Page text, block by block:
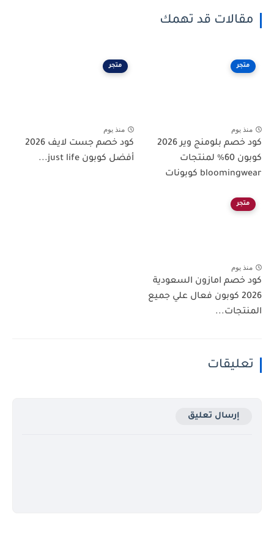
مقالات قد تهمك
متجر
منذ يوم
كود خصم بلومنج وير 2026
كوبون 60% لمنتجات
bloomingwear كوبونات
متجر
منذ يوم
كود خصم جست لايف 2026
أفضل كوبون just life...
متجر
منذ يوم
كود خصم امازون السعودية
2026 كوبون فعال علي جميع
المنتجات...
تعليقات
إرسال تعليق